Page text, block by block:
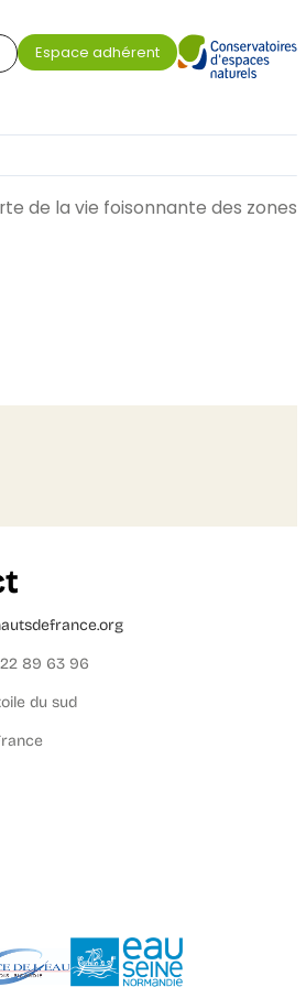
Espace adhérent
de la vie foisonnante des zones
89 63 96
du sud